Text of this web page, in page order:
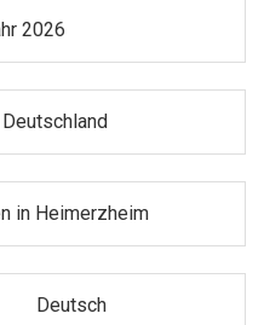
2026
Deutschland
in Heimerzheim
Deutsch